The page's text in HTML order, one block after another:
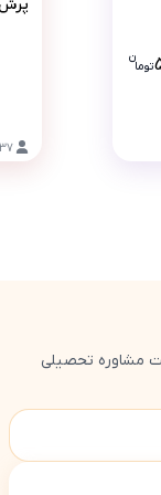
توما
ن
هشتم متوسطه 5975000 تومان است، این قیمت به
مشاوره تحصیلی